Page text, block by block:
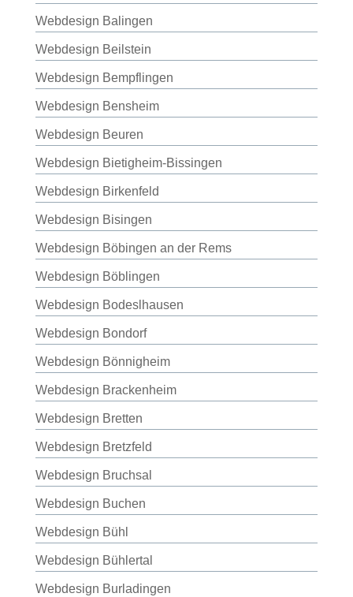
Webdesign Balingen
Webdesign Beilstein
Webdesign Bempflingen
Webdesign Bensheim
Webdesign Beuren
Webdesign Bietigheim-Bissingen
Webdesign Birkenfeld
Webdesign Bisingen
Webdesign Böbingen an der Rems
Webdesign Böblingen
Webdesign Bodeslhausen
Webdesign Bondorf
Webdesign Bönnigheim
Webdesign Brackenheim
Webdesign Bretten
Webdesign Bretzfeld
Webdesign Bruchsal
Webdesign Buchen
Webdesign Bühl
Webdesign Bühlertal
Webdesign Burladingen